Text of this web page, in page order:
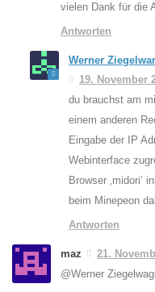
vielen Dank für die
Antworten
Werner
19. November
du brauchst am
einem anderen
Eingabe der IP
Webinterface
Browser ‚midori‘
beim Minepeon
Antworten
maz
21.
@Werner